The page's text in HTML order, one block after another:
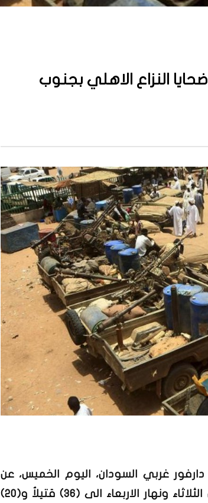
النزاع الاهلي بجنوب
غربي السودان، اليوم الخميس، عن
ارتفاع ضحايا القتال الأهلي الذي وقع ليل الثلاثاء ونهار الاربعاء الى (36) قتيلاُ و(20)